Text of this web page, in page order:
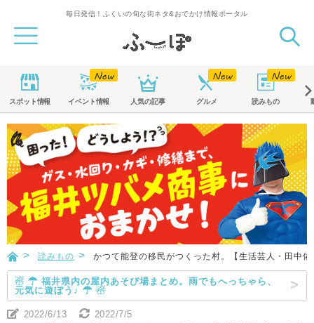
毎日発信！ふくいの旬な街ネタ&おでかけ情報ポータル
スポット情報 イベント情報 人気の記事 グルメ 読みもの
読みもの かつて能登の移民がつくった村。【生活芸人・田中
☃ ☂ 福井県内の屋内あそび場まとめ。雨でもへっちゃら、
元気に遊ぼう♪ ☂ ☃
2022/6/13 2022/7/5